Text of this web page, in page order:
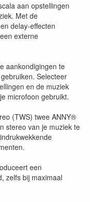
aan opstellingen
Met de
delay-effecten
externe
aankondigingen te
Selecteer
en de muziek
microfoon gebruikt.
(TWS) twee ANNY®
stereo van je muziek te
een
zelfs bij maximaal